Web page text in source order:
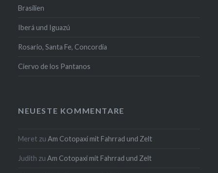
Brasilien
Iberá und Iguazú
Rosario, Santa Fe, Concordia
Ciervo de los Pantanos
NEUESTE KOMMENTARE
Meret zuAm Cotopaxi mit Fahrrad und Zelt
Judith zuAm Cotopaxi mit Fahrrad und Zelt